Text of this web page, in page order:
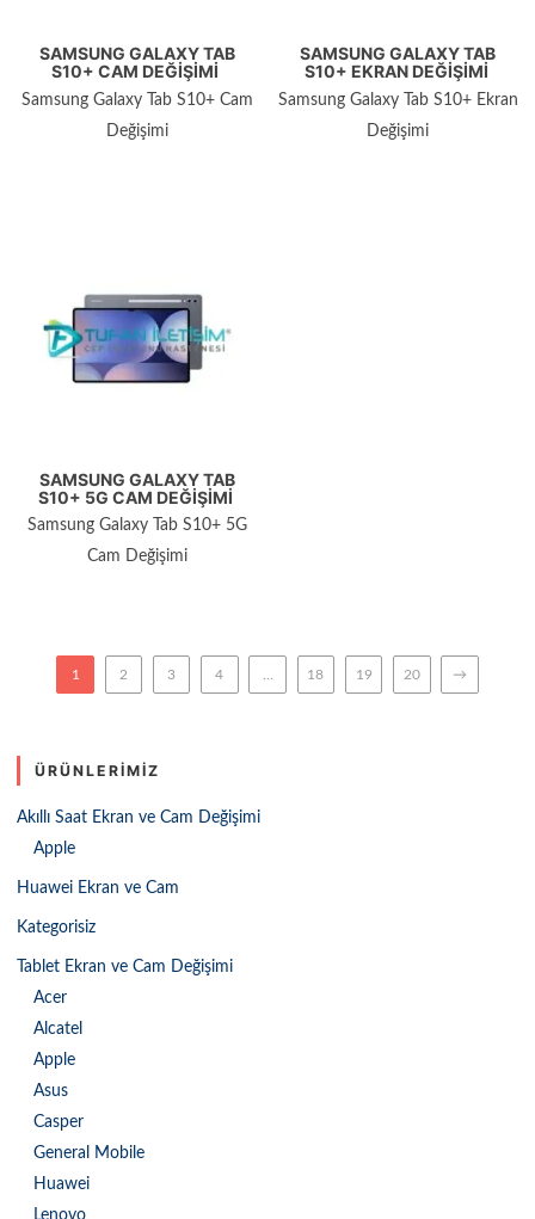
SAMSUNG GALAXY TAB
S10+ CAM DEĞIŞIMI
Samsung Galaxy Tab S10+ Cam
Değişimi
SAMSUNG GALAXY TAB
S10+ EKRAN DEĞIŞIMI
Samsung Galaxy Tab S10+ Ekran
Değişimi
SAMSUNG GALAXY TAB
S10+ 5G CAM DEĞIŞIMI
Samsung Galaxy Tab S10+ 5G
Cam Değişimi
1 2 3 4 18 19 20 →
ÜRÜNLERIMIZ
Akıllı Saat Ekran ve Cam Değişimi
Apple
Huawei Ekran ve Cam
Kategorisiz
Tablet Ekran ve Cam Değişimi
Acer
Alcatel
Apple
Asus
Casper
General Mobile
Huawei
Lenovo